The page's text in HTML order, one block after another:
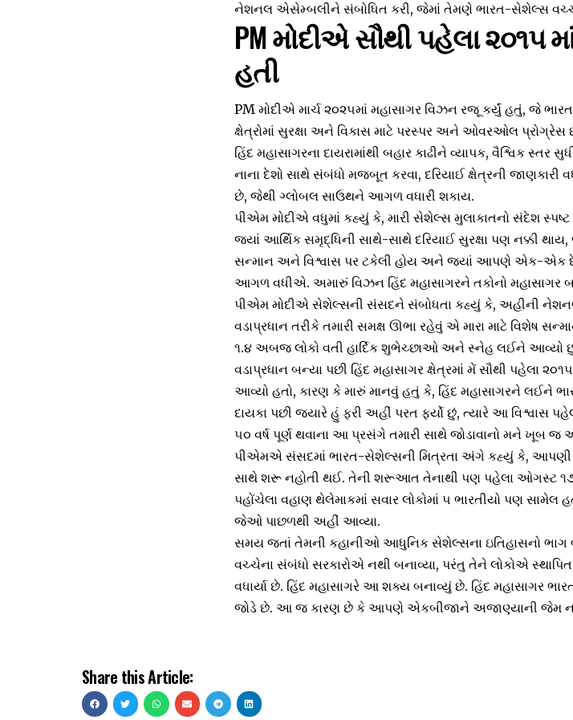
નેશનલ એસેમ્બલીને સંબોધિત કરી, જેમાં તેમણે ભારત-સેશેલ્સ
PM મોદીએ સૌથી પહેલા ૨૦૧૫
હતી
PM મોદીએ માર્ચ ૨૦૨૫માં મહાસાગર વિઝન રજૂ કર્યું હતું, જે
ક્ષેત્રોમાં સુરક્ષા અને વિકાસ માટે પરસ્પર અને ઓવરઓલ પ્રોગ્રેસ
હિંદ મહાસાગરના દાયરામાંથી બહાર કાઢીને વ્યાપક, વૈશ્વિક
નાના દેશો સાથે સંબંધો મજબૂત કરવા, દરિયાઈ ક્ષેત્રની જાણકારી
છે, જેથી ગ્લોબલ સાઉથને આગળ વધારી શકાય.
પીએમ મોદીએ વધુમાં કહ્યું કે, મારી સેશેલ્સ મુલાકાતનો સંદેશ
જ્યાં આર્થિક સમૃદ્ધિની સાથે-સાથે દરિયાઈ સુરક્ષા પણ નક્કી
સન્માન અને વિશ્વાસ પર ટકેલી હોય અને જ્યાં આપણે એક-
આગળ વધીએ. અમારું વિઝન હિંદ મહાસાગરને તકોનો મહાસાગર
પીએમ મોદીએ સેશેલ્સની સંસદને સંબોધતા કહ્યું કે, અહીની
વડાપ્રધાન તરીકે તમારી સમક્ષ ઊભા રહેવું એ મારા માટે વિશેષ
૧.૪ અબજ લોકો વતી હાર્દિક શુભેચ્છાઓ અને સ્નેહ લઈને આવ્યો
વડાપ્રધાન બન્યા પછી હિંદ મહાસાગર ક્ષેત્રમાં મેં સૌથી પહેલા
આવ્યો હતો, કારણ કે મારું માનવું હતું કે, હિંદ મહાસાગરને લઈને
દાયકા પછી જ્યારે હું ફરી અહીં પરત ફર્યો છું, ત્યારે આ વિશ્વાસ
૫૦ વર્ષ પૂર્ણ થવાના આ પ્રસંગે તમારી સાથે જોડાવાનો મને ખૂબ
પીએમએ સંસદમાં ભારત-સેશેલ્સની મિત્રતા અંગે કહ્યું કે, આપણી
સાથે શરૂ નહોતી થઈ. તેની શરૂઆત તેનાથી પણ પહેલા ઓગસ્ટ
પહોંચેલા વહાણ થેલેમાકમાં સવાર લોકોમાં ૫ ભારતીયો પણ સામેલ
જેઓ પાછળથી અહીં આવ્યા.
સમય જતાં તેમની કહાનીઓ આધુનિક સેશેલ્સના ઇતિહાસનો
વચ્ચેના સંબંધો સરકારોએ નથી બનાવ્યા, પરંતુ તેને લોકોએ
વધાર્યા છે. હિંદ મહાસાગરે આ શક્ય બનાવ્યું છે. હિંદ
જોડે છે. આ જ કારણ છે કે આપણે એકબીજાને અજાણ્યાની જેમ
Share this Article: